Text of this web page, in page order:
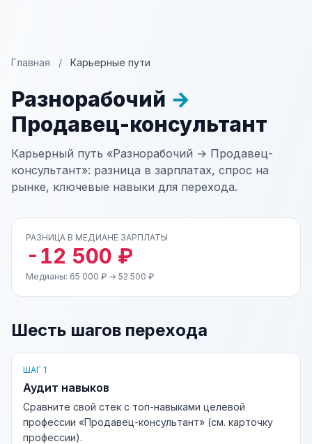
Главная / Карьерные пути
Разнорабочий →
Продавец-консультант
Карьерный путь «Разнорабочий → Продавец-
консультант»: разница в зарплатах, спрос на
рынке, ключевые навыки для перехода.
РАЗНИЦА В МЕДИАНЕ ЗАРПЛАТЫ
-12 500 ₽
Медианы: 65 000 ₽ → 52 500 ₽
Шесть шагов перехода
ШАГ 1
Аудит навыков
Сравните свой стек с топ-навыками целевой
профессии «Продавец-консультант» (см. карточку
профессии).